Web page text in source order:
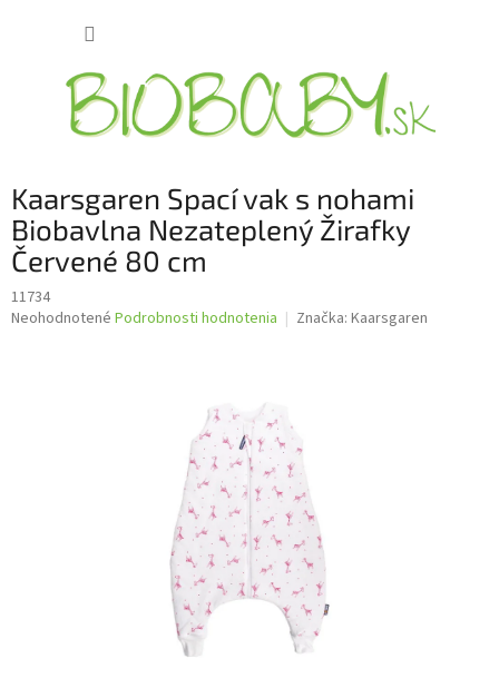
Kaarsgaren Spací vak s nohami
Biobavlna Nezateplený Žirafky
Červené 80 cm
11734
Priemerné
Neohodnotené Podrobnosti hodnotenia Značka: Kaarsgaren